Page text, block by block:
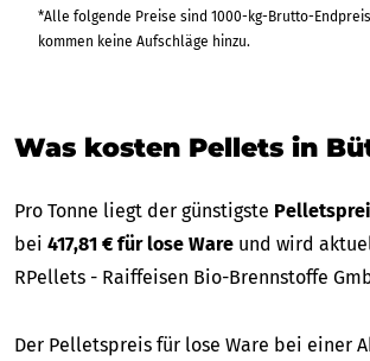
*Alle folgende Preise sind 1000-kg-Brutto-Endpreise inkl. 7%
kommen keine Aufschläge hinzu.
Was kosten Pellets in
Pro Tonne liegt der günstigste
bei 417,81 € für lose Ware und wird
RPellets - Raiffeisen Bio-Brennstoffe
Der Pelletspreis für lose Ware bei einer